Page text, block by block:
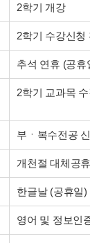
2학기 개강
2학기 수강신청
추석 연휴 (공휴
2학기 교과목
부ㆍ복수전공
개천절 대체공
한글날 (공휴일)
영어 및 정보인